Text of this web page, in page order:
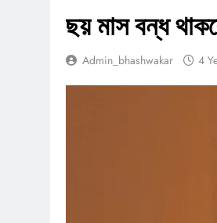
ছয় মাস বন্ধ
Admin_bhashwakar 4